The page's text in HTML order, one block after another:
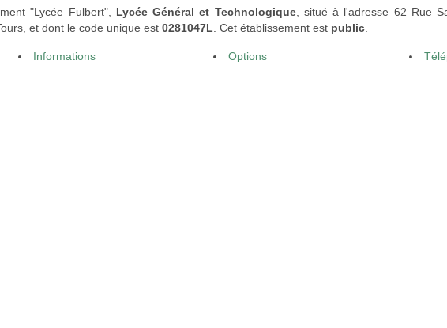
"Lycée Fulbert", Lycée Général et Technologique, situé à l'adresse 62 Rue
et dont le code unique est 0281047L . Cet établissement est public
Informations Options